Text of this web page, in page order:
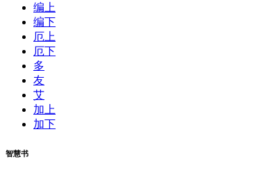
编上
编下
厄上
厄下
多
友
艾
加上
加下
智慧书